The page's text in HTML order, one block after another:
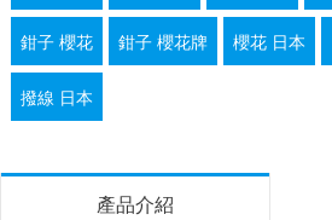
鉗子 櫻花 鉗子 櫻花牌 櫻花 日本
撥線 日本
產品介紹